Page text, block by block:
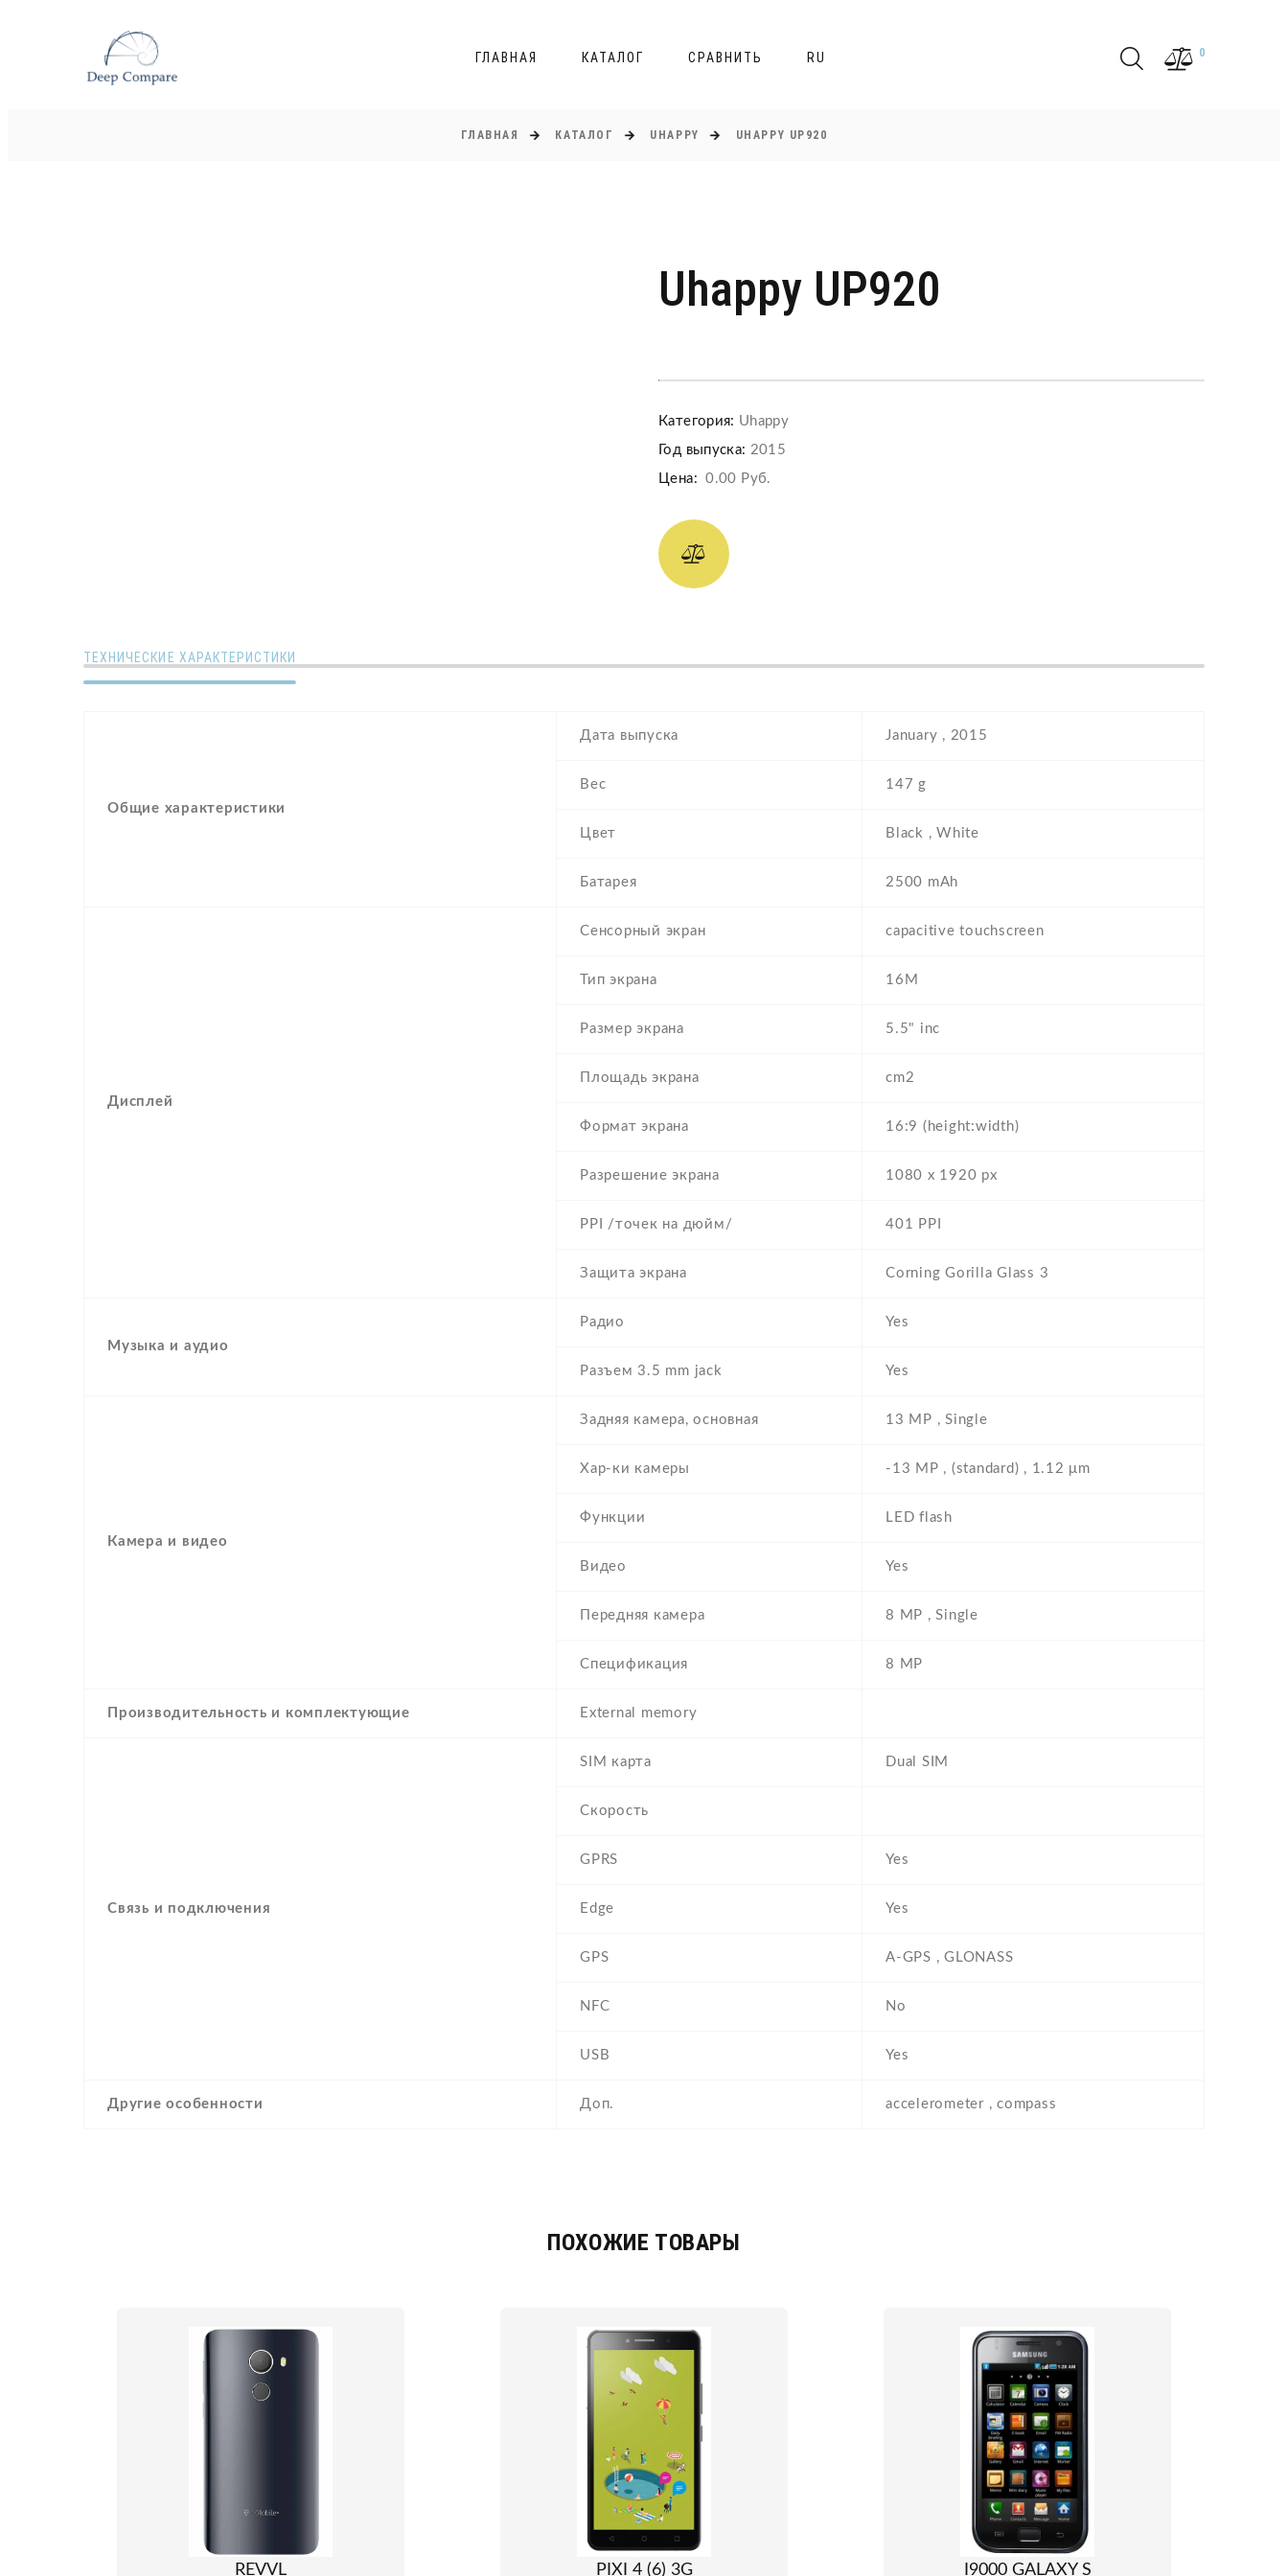
ГЛАВНАЯ КАТАЛОГ СРАВНИТЬ RU 0
ГЛАВНАЯ КАТАЛОГ UHAPPY UHAPPY UP920
Uhappy UP920
Категория: Uhappy
Год выпуска: 2015
Цена: 0.00 Руб.
ТЕХНИЧЕСКИЕ ХАРАКТЕРИСТИКИ
Общие характеристики
Дата выпуска January , 2015
Вес 147 g
Цвет Black , White
Батарея 2500 mAh
Дисплей
Сенсорный экран capacitive touchscreen
Тип экрана 16M
Размер экрана 5.5" inc
Площадь экрана cm2
Формат экрана 16:9 (height:width)
Разрешение экрана 1080 x 1920 px
PPI /точек на дюйм/ 401 PPI
Защита экрана Corning Gorilla Glass 3
Музыка и аудио
Радио Yes
Разъем 3.5 mm jack Yes
Камера и видео
Задняя камера, основная 13 MP , Single
Хар-ки камеры -13 MP , (standard) , 1.12 μm
Функции LED flash
Видео Yes
Передняя камера 8 MP , Single
Спецификация 8 MP
Производительность и комплектующие External memory
Связь и подключения
SIM карта Dual SIM
Скорость
GPRS Yes
Edge Yes
GPS A-GPS , GLONASS
NFC No
USB Yes
Другие особенности Доп. accelerometer , compass
ПОХОЖИЕ ТОВАРЫ
REVVL PIXI 4 (6) 3G I9000 GALAXY S